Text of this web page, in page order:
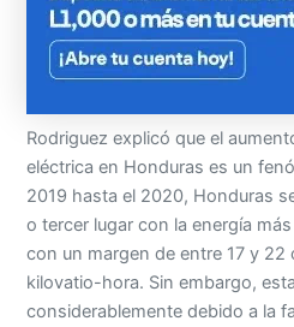
Rodriguez explicó que el
eléctrica en Honduras es un
2019 hasta el 2020, Honduras
o tercer lugar con la energía
con un margen de entre 17 y
kilovatio-hora. Sin embargo,
considerablemente debido a la